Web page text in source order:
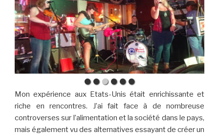
Mon expérience aux Etats-Unis était enrichissante et
riche en rencontres. J’ai fait face à de nombreuse
controverses sur l’alimentation et la société dans le pays,
mais également vu des alternatives essayant de créer un